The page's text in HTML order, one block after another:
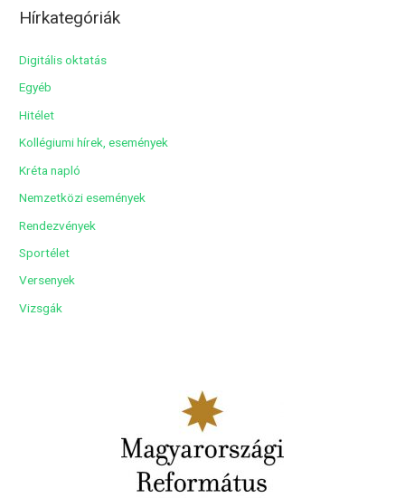
hHírkategóriák
Digitális oktatás
Egyéb
Hitélet
Kollégiumi hírek, események
Kréta napló
Nemzetközi események
Rendezvények
Sportélet
Versenyek
Vizsgák